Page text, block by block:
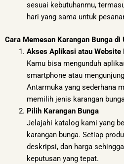
sesuai kebutuhanmu,
hari yang sama untuk
Cara Memesan Karangan Bunga di
Akses Aplikasi atau Website
Kamu bisa mengunduh
smartphone atau
Antarmuka yang sederhana
memilih jenis karangan
Pilih Karangan Bunga
Jelajahi katalog kami yang
karangan bunga. Setiap
deskripsi, dan harga
keputusan yang tepat.